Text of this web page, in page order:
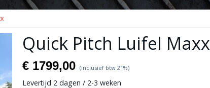
Quick Pitch Luifel Maxx
€ 1799,00 (inclusief btw 21%)
Levertijd 2 dagen / 2-3 weken